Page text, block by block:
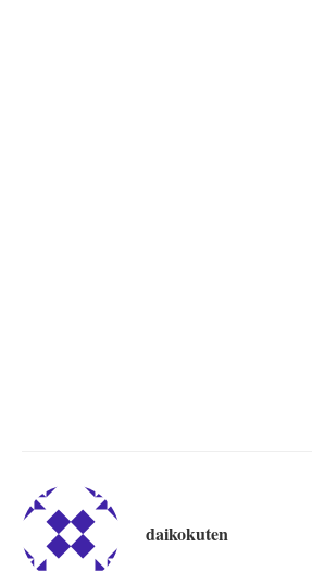
daikokuten